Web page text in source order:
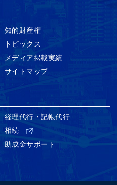
知的財産権
トピックス
メディア掲載実績
サイトマップ
経理代行・記帳代行
相続
助成金サポート